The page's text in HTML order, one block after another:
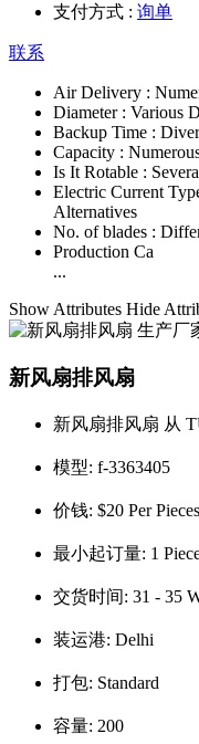
支付方式 : 询单
联系
Air Delivery :
Diameter : Various
Backup Time :
Capacity :
Is It Rotable :
Electric Current
Alternatives
No. of blades :
Production Ca
...
Show Attributes Hide
新风扇排风扇
新风扇排风扇 从
模型: f-3363405
价钱: $20 Per Pieces
最小起订量: 1
交货时间: 31 - 35
装运港: Delhi
打包: Standard
容量: 200